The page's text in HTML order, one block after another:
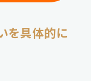
を具体的に